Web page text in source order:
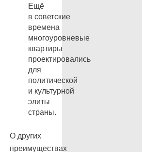
Ещё
в советские
времена
многоуровневые
квартиры
проектировались
для
политической
и культурной
элиты
страны.
О других
преимуществах